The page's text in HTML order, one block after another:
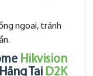
ngoại, tránh
Hikvision
Tại D2K